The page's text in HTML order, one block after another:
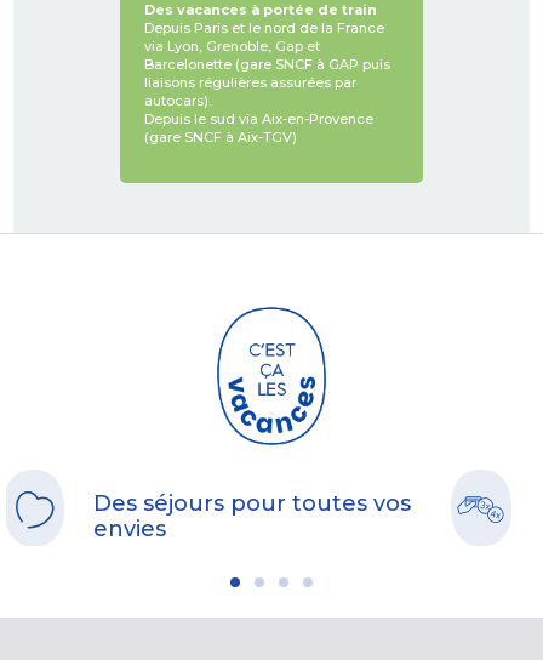
Des vacances à portée de train
Depuis Paris et le nord de la France
via Lyon, Grenoble, Gap et
Barcelonette (gare SNCF à GAP puis
liaisons régulières assurées par
autocars).
Depuis le sud via Aix-en-Provence
(gare SNCF à Aix-TGV)
Des séjours pour toutes vos
envies